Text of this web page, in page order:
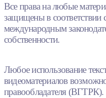
Все права на любые
защищены в соответствии
международным
собственности.
Любое использование
видеоматериалов
правообладателя (ВГТРК).